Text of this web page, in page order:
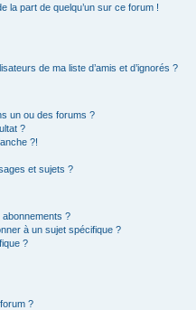
la part de quelqu’un sur ce forum !
de ma liste d’amis et d’ignorés ?
un ou des forums ?
?
?!
et sujets ?
?
à un sujet spécifique ?
?
?